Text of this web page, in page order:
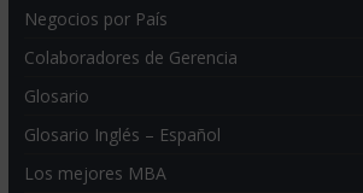
Negocios por País
Colaboradores de Gerencia
Glosario
Glosario Inglés – Español
Los mejores MBA